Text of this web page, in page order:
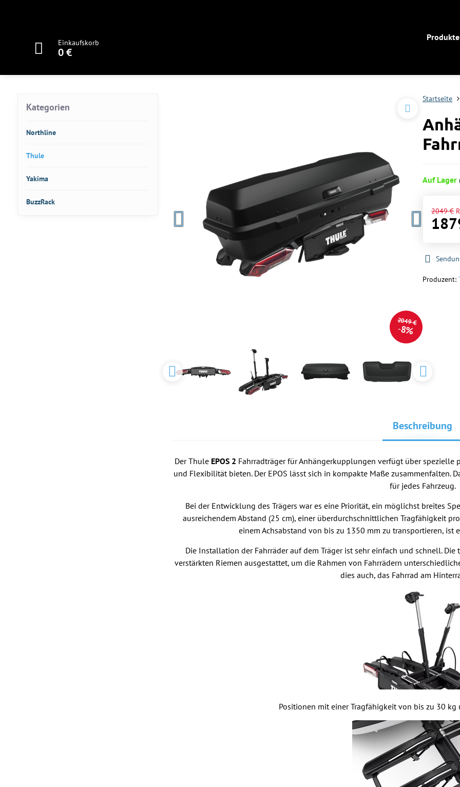
Einkaufskorb
0 €
Produkte
2049 €
8%
Startseite
Auf Lager
2049 €
Produzent:
Beschreibung
Der Thule EPOS 2 Fahrradträger für Anhängerkupplungen verfügt über
und Flexibilität bieten. Der EPOS lässt sich in kompakte Maße zusammenfalten.
für jedes Fahrzeug.
Bei der Entwicklung des Trägers war es eine Priorität, ein möglichst breites
ausreichendem Abstand (25 cm), einer überdurchschnittlichen Tragfähigkeit
einem Achsabstand von bis zu 1350 mm zu transportieren, ist
Die Installation der Fahrräder auf dem Träger ist sehr einfach und schnell.
verstärkten Riemen ausgestattet, um die Rahmen von Fahrrädern
dies auch, das Fahrrad am
Positionen mit einer Tragfähigkeit von bis zu 30 kg
Kategorien
Northline
Thule
Yakima
BuzzRack